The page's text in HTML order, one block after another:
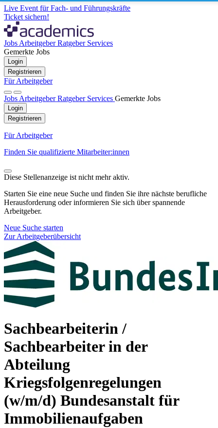
Live Event für Fach- und Führungskräfte
Ticket sichern!
Jobs ArbeitgeberRatgeber Services
Gemerkte Jobs
Login
Registrieren
Für Arbeitgeber
Jobs ArbeitgeberRatgeber Services Gemerkte Jobs
Login
Registrieren
Für Arbeitgeber
Finden Sie qualifizierte Mitarbeiter:innen
Diese Stellenanzeige ist nicht mehr aktiv.
Starten Sie eine neue Suche und finden Sie ihre nächste berufliche
Herausforderung oder informieren Sie sich über spannende
Arbeitgeber.
Neue Suche starten
Zur Arbeitgeberübersicht
Sachbearbeiterin /
Sachbearbeiter in der
Abteilung
Kriegsfolgenregelungen
(w/m/d) Bundesanstalt für
Immobilienaufgaben